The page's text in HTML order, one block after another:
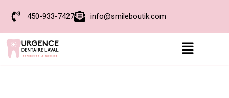
contenu
450-933-7427 info@smileboutik.com
Menu